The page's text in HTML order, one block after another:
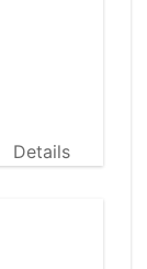
Details